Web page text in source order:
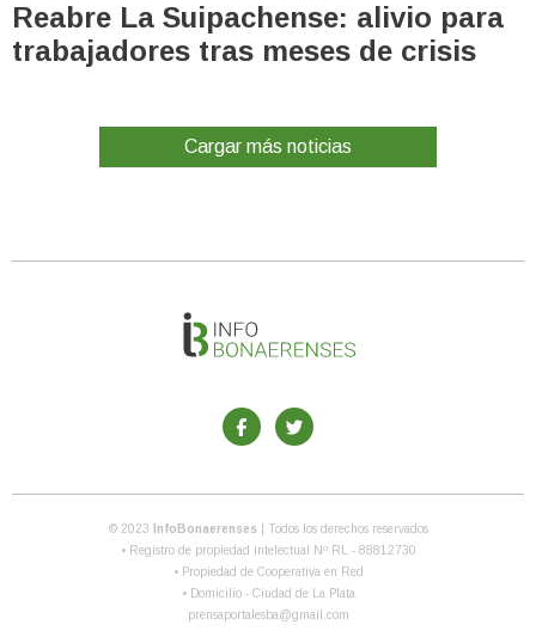
Reabre La Suipachense: alivio para
trabajadores tras meses de crisis
Cargar más noticias
© 2023 InfoBonaerenses
| Todos los derechos reservados
• Registro de propiedad intelectual Nº RL - 88812730
• Propiedad de Cooperativa en Red
• Domicilio - Ciudad de La Plata
prensaportalesba@gmail.com